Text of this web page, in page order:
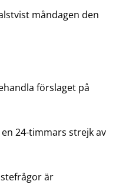
måndagen den
förslaget på
24-timmars strejk av
är